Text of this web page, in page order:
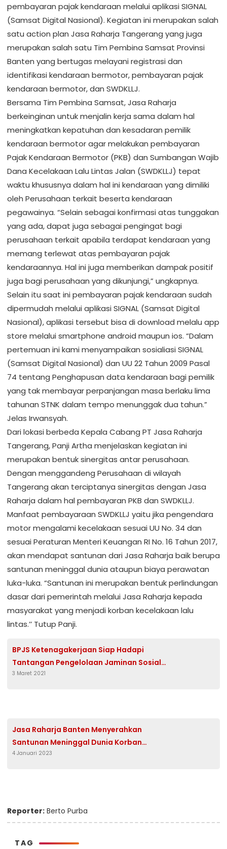
pembayaran pajak kendaraan melalui aplikasi SIGNAL
(Samsat Digital Nasional). Kegiatan ini merupakan salah
satu action plan Jasa Raharja Tangerang yang juga
merupakan salah satu Tim Pembina Samsat Provinsi
Banten yang bertugas melayani registrasi dan
identifikasi kendaraan bermotor, pembayaran pajak
kendaraan bermotor, dan SWDKLLJ.
Bersama Tim Pembina Samsat, Jasa Raharja
berkeinginan untuk menjalin kerja sama dalam hal
meningkatkan kepatuhan dan kesadaran pemilik
kendaraan bermotor agar melakukan pembayaran
Pajak Kendaraan Bermotor (PKB) dan Sumbangan Wajib
Dana Kecelakaan Lalu Lintas Jalan (SWDKLLJ) tepat
waktu khususnya dalam hal ini kendaraan yang dimiliki
oleh Perusahaan terkait beserta kendaraan
pegawainya. “Selain sebagai konfirmasi atas tunggakan
yang ada, dapat juga sebagai pengingat bagi
perusahaan terkait apabila terdapat kendaraan yang
memang terlewat atas pembayaran pajak
kendaraannya. Hal ini juga memberikan dampak positif
juga bagi perusahaan yang dikunjungi,” ungkapnya.
Selain itu saat ini pembayaran pajak kendaraan sudah
dipermudah melalui aplikasi SIGNAL (Samsat Digital
Nasional), aplikasi tersebut bisa di download melalu app
store melalui smartphone android maupun ios. “Dalam
pertemuan ini kami menyampaikan sosialiasi SIGNAL
(Samsat Digital Nasional) dan UU 22 Tahun 2009 Pasal
74 tentang Penghapusan data kendaraan bagi pemilik
yang tak membayar perpanjangan masa berlaku lima
tahunan STNK dalam tempo menunggak dua tahun.”
Jelas Irwansyah.
Dari lokasi berbeda Kepala Cabang PT Jasa Raharja
Tangerang, Panji Artha menjelaskan kegiatan ini
merupakan bentuk sinergitas antar perusahaan.
Dengan menggandeng Perusahaan di wilayah
Tangerang akan terciptanya sinergitas dengan Jasa
Raharja dalam hal pembayaran PKB dan SWDKLLJ.
Manfaat pembayaraan SWDKLLJ yaitu jika pengendara
motor mengalami kecelakaan sesuai UU No. 34 dan
sesuai Peraturan Menteri Keuangan RI No. 16 Tahun 2017,
akan mendapat santunan dari Jasa Raharja baik berupa
santunan meninggal dunia ataupun biaya perawatan
luka-luka. “Santunan ini merupakan bentuk perlindungan
dasar dari pemerintah melalui Jasa Raharja kepada
masyarakat yang menjadi korban kecelakaan lalu
lintas.’’ Tutup Panji.
BPJS Ketenagakerjaan Siap Hadapi
Tantangan Pengelolaan Jaminan Sosial
Ketenagakerjaan
3 Maret 2021
Jasa Raharja Banten Menyerahkan
Santunan Meninggal Dunia Korban
Kecelakan Tabrak Lari di Jalan Raya
4 Januari 2023
Reporter: Berto Purba
TAG